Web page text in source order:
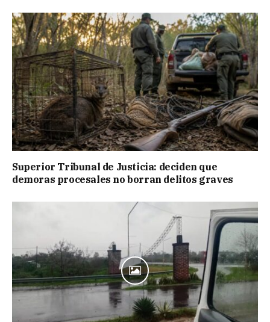
Superior Tribunal de Justicia: deciden que
demoras procesales no borran delitos graves